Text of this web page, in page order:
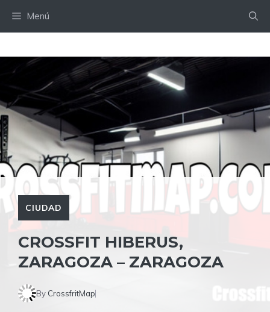
Menú
CIUDAD
CROSSFIT HIBERUS,
ZARAGOZA – ZARAGOZA
By CrossfritMap